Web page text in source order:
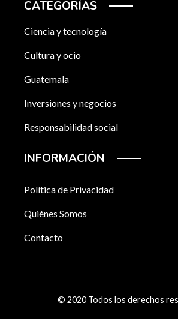
CATEGORÍAS
Ciencia y tecnología
Cultura y ocio
Guatemala
Inversiones y negocios
Responsabilidad social
INFORMACIÓN
Política de Privacidad
Quiénes Somos
Contacto
© 2020 Todos los derechos